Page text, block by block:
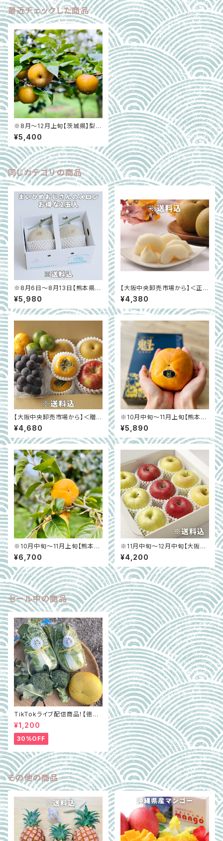
最近チェックした商品
※8月〜12月上旬【茨城県】梨
適熟収穫 5kg
¥5,400
同じカテゴリの商品
※8月6日～8月13日【熊本県宇
土市】お得！まいひめおじさんの
メロン2玉セット
¥5,980
【大阪中央卸売市場から】＜正品
＞秋月梨 約２㎏（５～８玉）
¥4,380
【大阪中央卸売市場から】＜贈答
クラス＞内容はお任せ！秋の国
産フルーツ詰合せ約2㎏
¥4,680
※10月中旬〜11月上旬【熊本県
宇土市】太秋柿「プレミアム太
秋 魁」化粧箱入り 約2kg
¥5,890
※10月中旬〜11月上旬【熊本県
宇土市】太秋柿「プレミアム太
秋 魁」（秀） 約3.5kg
¥6,700
※11月中旬～12月中旬【大阪中
央卸売市場から】＜正品＞旬の
りんご3種食べ比べ 約2.5㎏
¥4,200
セール中の商品
TikTokライブ配信商品！【徳島
県阿波市】GOTTSO阿波セレ
クト3種詰合せ約2.8㎏（ミルフィ
ー菜含む）
¥1,200
30%OFF
その他の商品